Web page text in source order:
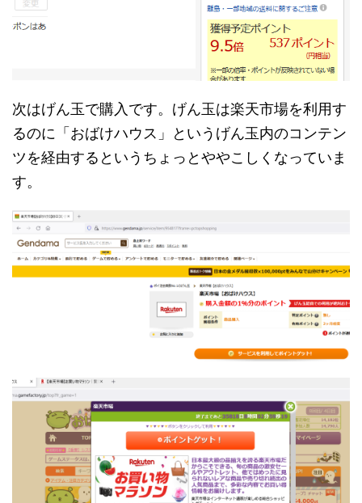
次はげん玉で購入です。げん玉は楽天市場を利用す
るのに「おばけハウス」というげん玉内のコンテン
ツを経由するというちょっとややこしくなっていま
す。